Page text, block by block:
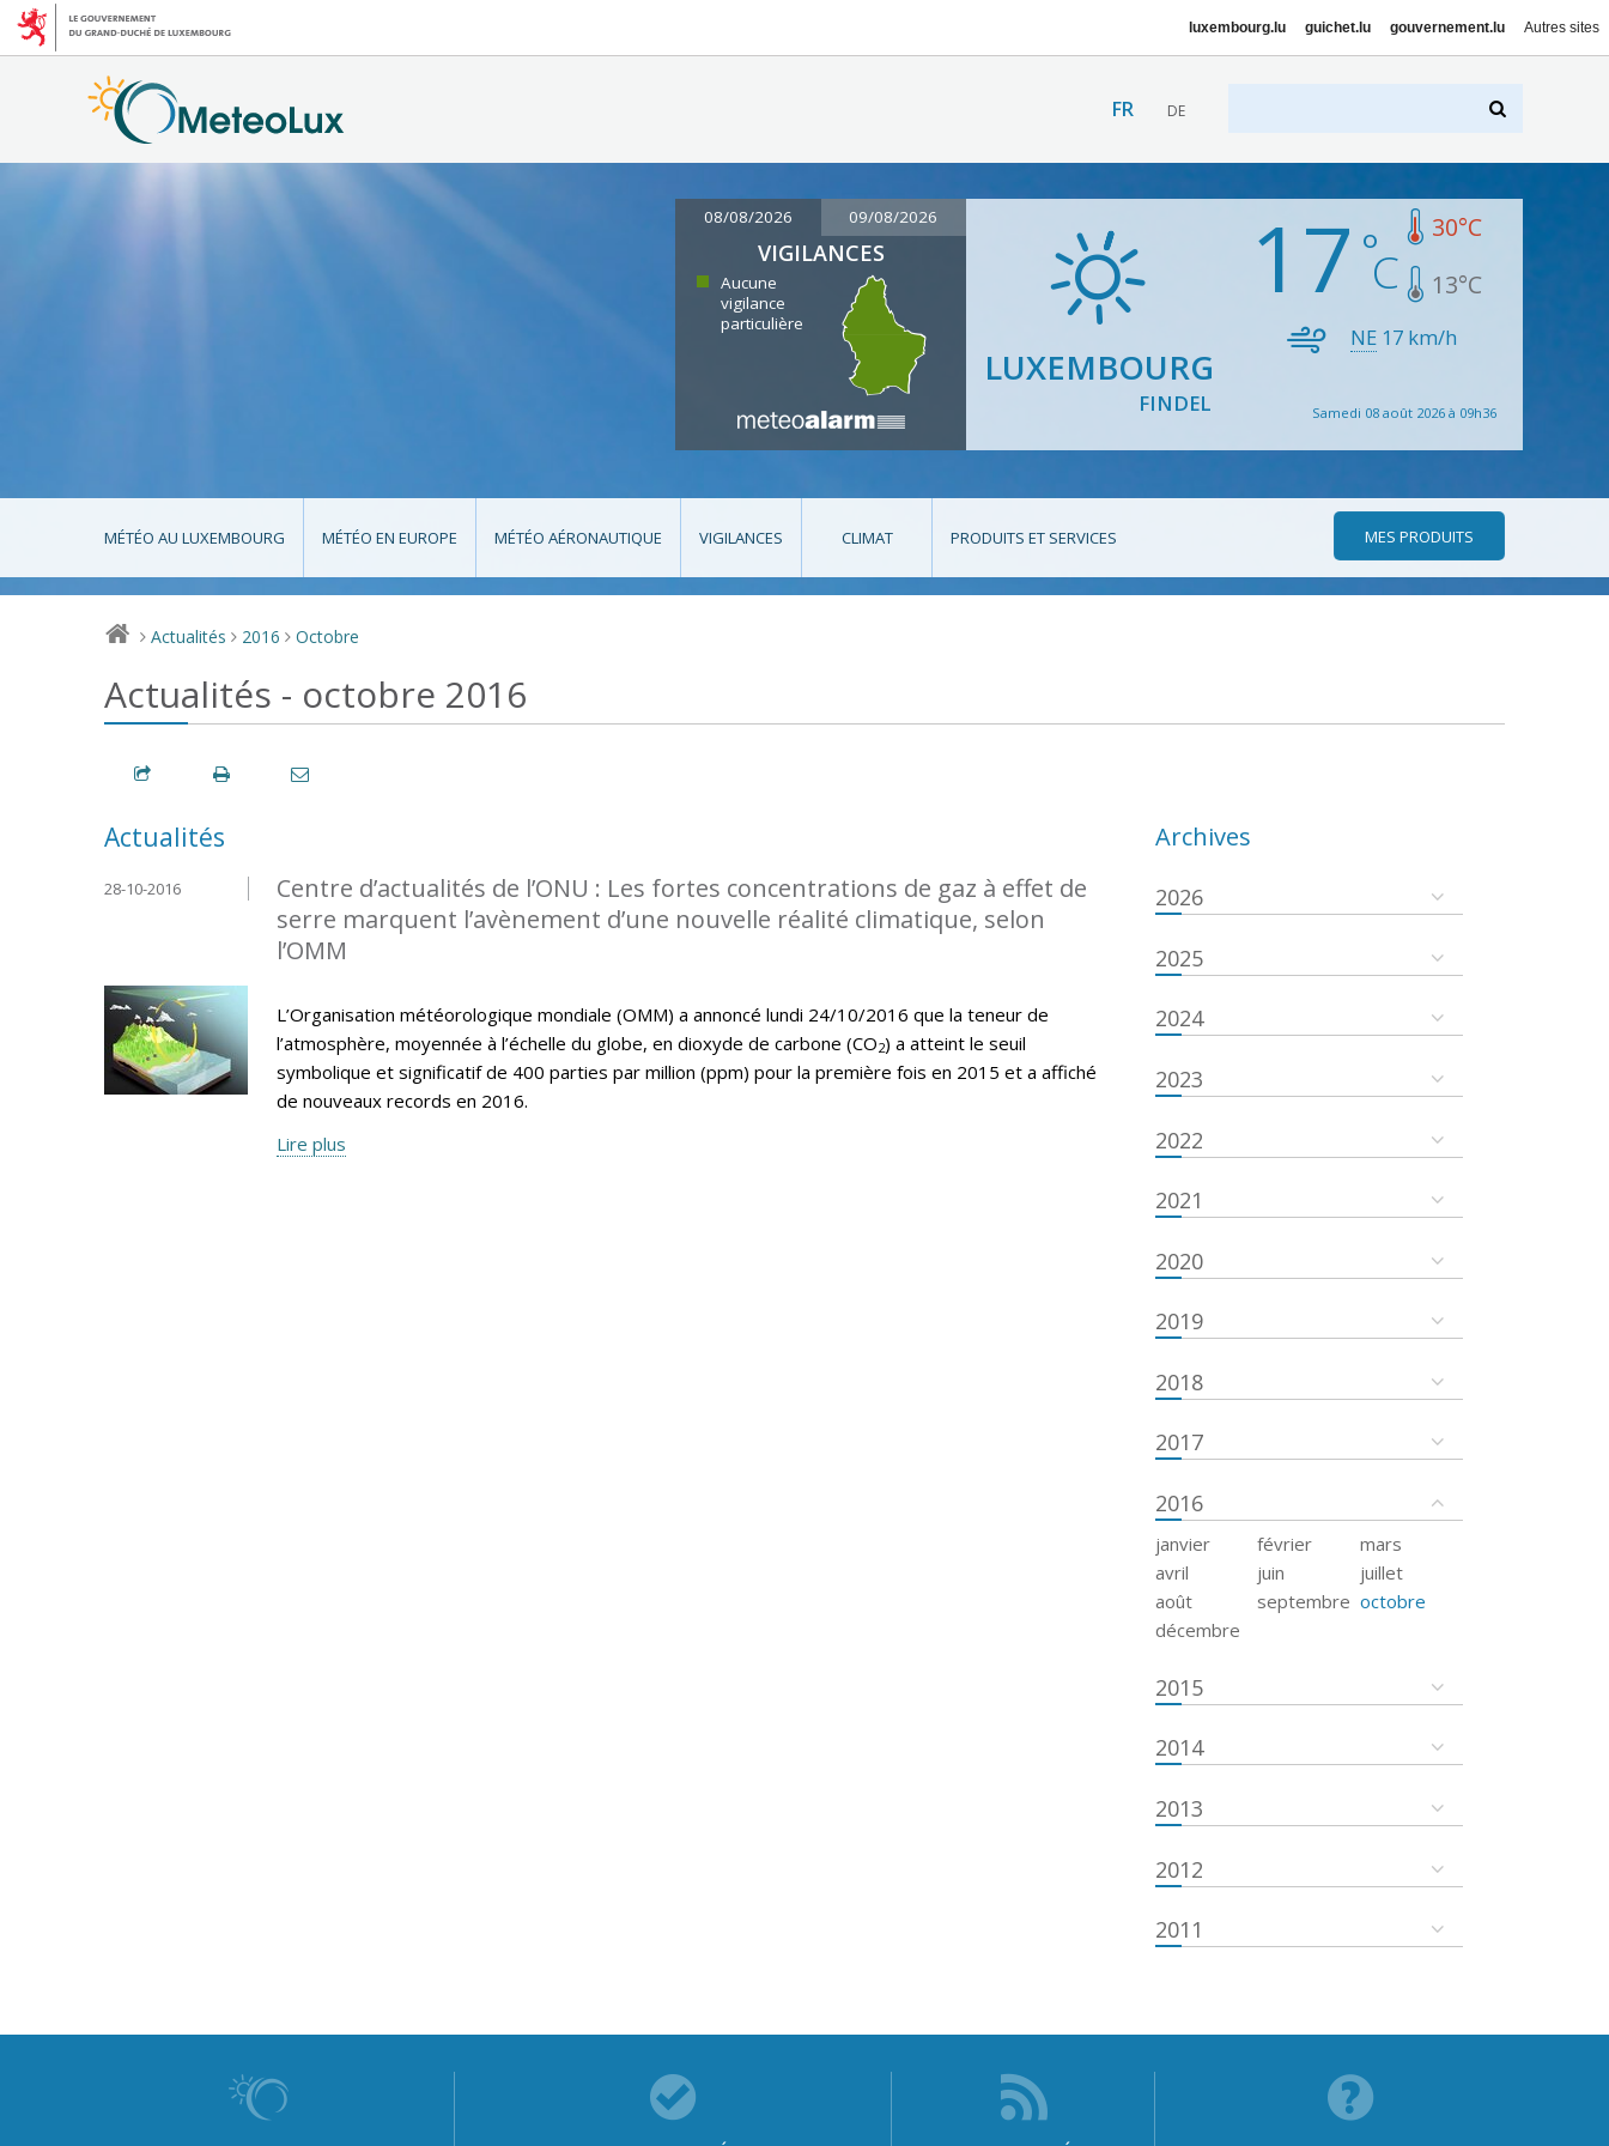
luxembourg.lu guichet.lu gouvernement.lu Autres sites
FR DE
08/08/2026 09/08/2026
VIGILANCES
Aucune
vigilance
particulière
LUXEMBOURG
FINDEL
17 30°C
13°C
NE 17 km/h
Samedi 08 août 2026 à 09h36
MÉTÉO AU LUXEMBOURG MÉTÉO EN EUROPE MÉTÉO AÉRONAUTIQUE VIGILANCES CLIMAT PRODUITS ET SERVICES MES PRODUITS
> Actualités > 2016 > Octobre
Actualités - octobre 2016
Actualités
Centre d’actualités de l’ONU : Les fortes concentrations de gaz à effet de
serre marquent l’avènement d’une nouvelle réalité climatique, selon
l’OMM
28-10-2016
L’Organisation météorologique mondiale (OMM) a annoncé lundi 24/10/2016 que la teneur de
l’atmosphère, moyennée à l’échelle du globe, en dioxyde de carbone (CO2) a atteint le seuil
symbolique et significatif de 400 parties par million (ppm) pour la première fois en 2015 et a affiché
de nouveaux records en 2016.
Lire plus
Archives
2026
2025
2024
2023
2022
2021
2020
2019
2018
2017
2016
janvier février
mars
avril
juin
juillet
août
septembre octobre
décembre
2015
2014
2013
2012
2011